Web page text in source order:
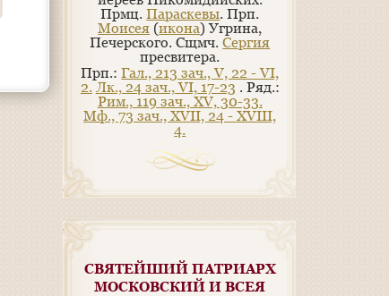
Прмц.Параскевы. Прп.
Моисея (икона) Угрина,
Печерского. Сщмч.Сергия
пресвитера.
Прп.:Гал., 213 зач., V, 22 - VI,
2. Лк., 24 зач., VI, 17-23 . Ряд.:
Рим., 119 зач., XV, 30-33.
Мф., 73 зач., XVII, 24 - XVIII,
4.
СВЯТЕЙШИЙ ПАТРИАРХ
МОСКОВСКИЙ И ВСЕЯ